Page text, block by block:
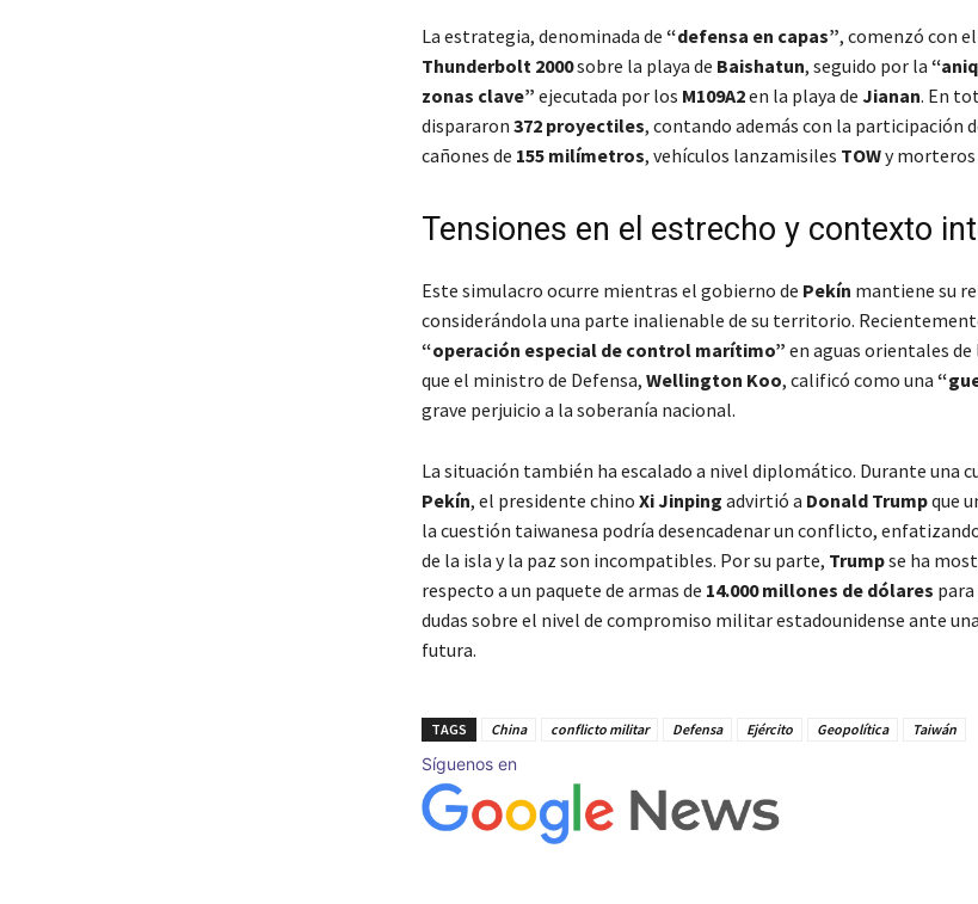
La estrategia, denominada de “defensa en capas”, comenzó con
Thunderbolt 2000sobre la playa de Baishatun, seguido por la
zonas clave” ejecutada por los M109A2en la playa de Jianan. En
dispararon 372 proyectiles, contando además con la participación
cañones de 155 milímetros, vehículos lanzamisiles TOWy morteros
Tensiones en el estrecho y contexto
Este simulacro ocurre mientras el gobierno de Pekín mantiene su
considerándola una parte inalienable de su territorio.
“operación especial de control marítimo” en aguas orientales
que el ministro de Defensa, Wellington Koo, calificó como una
grave perjuicio a la soberanía nacional.
La situación también ha escalado a nivel diplomático. Durante una
Pekín, el presidente chino Xi Jinping advirtió a Donald Trumpque
la cuestión taiwanesa podría desencadenar un conflicto,
de la isla y la paz son incompatibles. Por su parte, Trumpse ha
respecto a un paquete de armas de 14.000 millones de dólares para
dudas sobre el nivel de compromiso militar estadounidense ante
futura.
TAGS China conflicto militar Defensa Ejército Geopolítica Taiwán
Síguenos en